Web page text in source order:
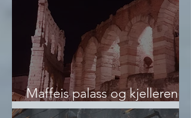
Maffeis palass og kjelleren
der